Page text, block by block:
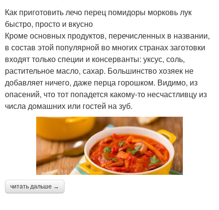
Как приготовить лечо перец помидоры морковь лук
быстро, просто и вкусно
Кроме основных продуктов, перечисленных в названии,
в состав этой популярной во многих странах заготовки
входят только специи и консерванты: уксус, соль,
растительное масло, сахар. Большинство хозяек не
добавляет ничего, даже перца горошком. Видимо, из
опасений, что тот попадется какому-то несчастливцу из
числа домашних или гостей на зуб.
читать дальше →